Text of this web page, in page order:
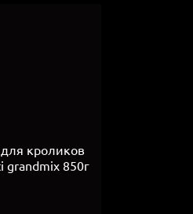
кроликов
grandmix 850г